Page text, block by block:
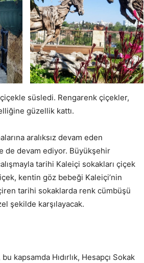
süsledi. Rengarenk çiçekler,
güzellik kattı.
aralıksız devam eden
de devam ediyor. Büyükşehir
tarihi Kaleiçi sokakları çiçek
kentin göz bebeği Kaleiçi’nin
tarihi sokaklarda renk cümbüşü
şekilde karşılayacak.
kapsamda Hıdırlık, Hesapçı Sokak